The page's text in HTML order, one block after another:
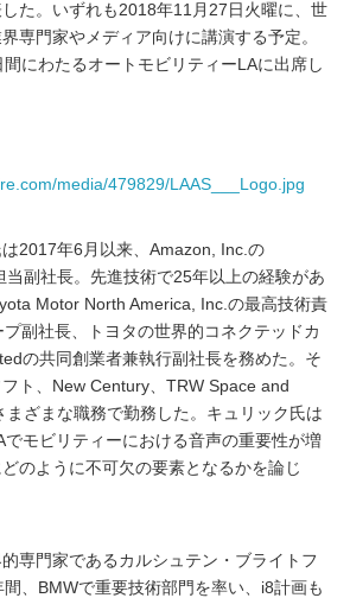
た。いずれも2018年11月27日火曜に、世
専門家やメディア向けに講演する予定。
にわたるオートモビリティーLAに出席し
media/479829/LAAS___Logo.jpg
2017年6月以来、Amazon, Inc.の
副社長。先進技術で25年以上の経験があ
Motor North America, Inc.の最高技術責
副社長、トヨタの世界的コネクテッドカ
の共同創業者兼執行副社長を務めた。そ
ト、New Century、TRW Space and
ざまな職務で勤務した。キュリック氏は
でモビリティーにおける音声の重要性が増
のように不可欠の要素となるかを論じ
専門家であるカルシュテン・ブライトフ
、BMWで重要技術部門を率い、i8計画も